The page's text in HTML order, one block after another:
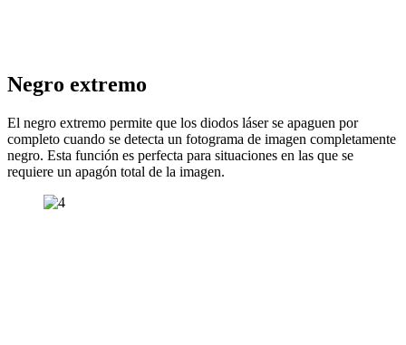
Negro extremo
El negro extremo permite que los diodos láser se apaguen por
completo cuando se detecta un fotograma de imagen completamente
negro. Esta función es perfecta para situaciones en las que se
requiere un apagón total de la imagen.